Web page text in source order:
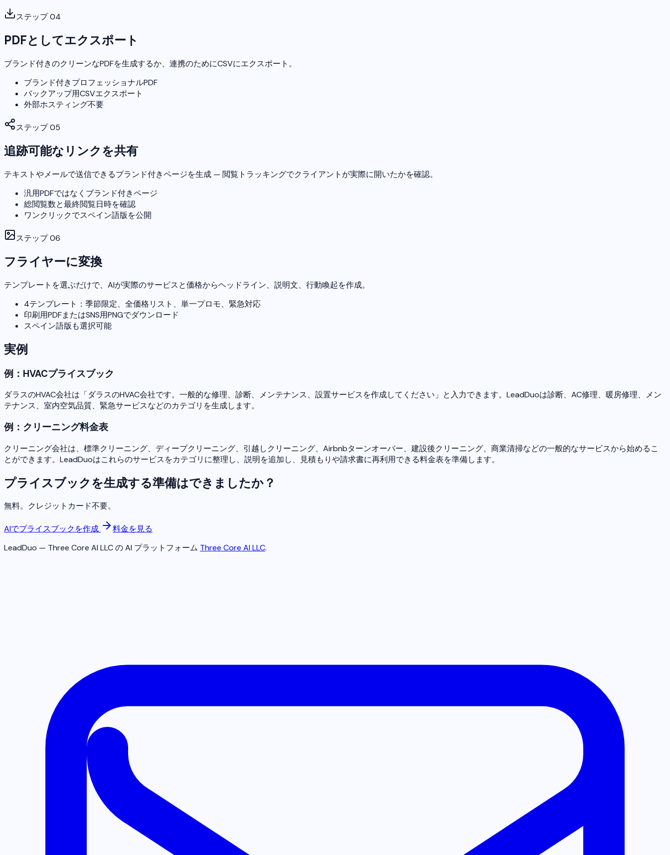
ステップ04
PDFとしてエクスポート
ブランド付きのクリーンなPDFを生成するか、連携のためにCSVにエクスポート。
ブランド付きプロフェッショナルPDF
バックアップ用CSVエクスポート
外部ホスティング不要
ステップ05
追跡可能なリンクを共有
テキストやメールで送信できるブランド付きページを生成 — 閲覧トラッキングでクライアントが実際に開いたかを確認。
汎用PDFではなくブランド付きページ
総閲覧数と最終閲覧日時を確認
ワンクリックでスペイン語版を公開
ステップ06
フライヤーに変換
テンプレートを選ぶだけで、AIが実際のサービスと価格からヘッドライン、説明文、行動喚起を作成。
4テンプレート：季節限定、全価格リスト、単一プロモ、緊急対応
印刷用PDFまたはSNS用PNGでダウンロード
スペイン語版も選択可能
実例
例：HVACプライスブック
ダラスのHVAC会社は「ダラスのHVAC会社です。一般的な修理、診断、メンテナンス、設置サービスを作成してください」と入力できます。LeadDuoは診断、AC修理、暖房修理、メン
テナンス、室内空気品質、緊急サービスなどのカテゴリを生成します。
例：クリーニング料金表
クリーニング会社は、標準クリーニング、ディープクリーニング、引越しクリーニング、Airbnbターンオーバー、建設後クリーニング、商業清掃などの一般的なサービスから始めるこ
とができます。LeadDuoはこれらのサービスをカテゴリに整理し、説明を追加し、見積もりや請求書に再利用できる料金表を準備します。
プライスブックを生成する準備はできましたか？
無料。クレジットカード不要。
AIでプライスブックを作成
料金を見る
LeadDuo — Three Core AI LLC の AI プラットフォーム Three Core AI LLC.